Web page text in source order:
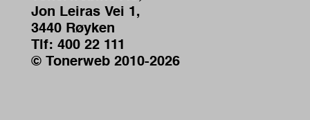
Jon Leiras Vei 1,
3440 Røyken
Tlf: 400 22 111
© Tonerweb 2010-2026